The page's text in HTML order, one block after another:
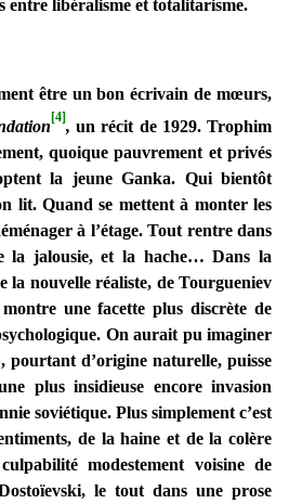
libéralisme et totalitarisme.
être un bon écrivain de mœurs,
[4], un récit de 1929. Trophim
quoique pauvrement et privés
la jeune Ganka. Qui bientôt
lit. Quand se mettent à monter les
à l’étage. Tout rentre dans
la jalousie, et la hache… Dans la
la nouvelle réaliste, de Tourgueniev
une facette plus discrète de
On aurait pu imaginer
pourtant d’origine naturelle, puisse
plus insidieuse encore invasion
soviétique. Plus simplement c’est
de la haine et de la colère
modestement voisine de
le tout dans une prose